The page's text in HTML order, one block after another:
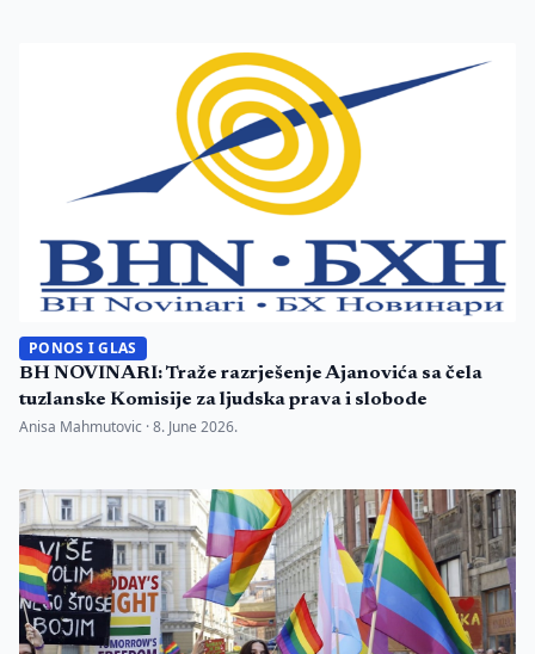
PONOS I GLAS
BH NOVINARI: Traže razrješenje Ajanovića sa čela
tuzlanske Komisije za ljudska prava i slobode
Anisa Mahmutovic ·8. June 2026.